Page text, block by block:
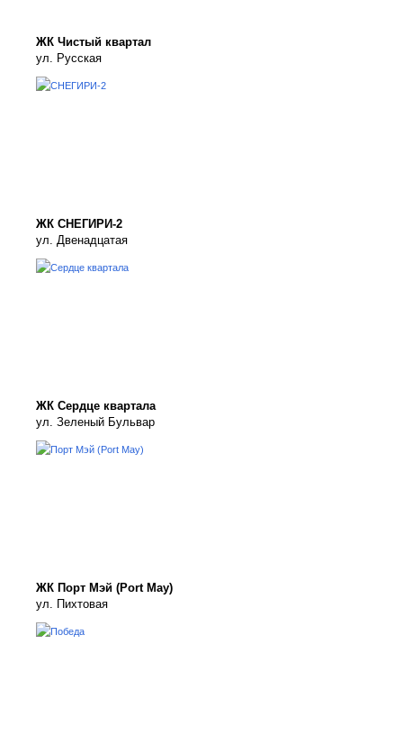
ЖК Чистый квартал
ул. Русская
ЖК СНЕГИРИ-2
ул. Двенадцатая
ЖК Сердце квартала
ул. Зеленый Бульвар
ЖК Порт Мэй (Port May)
ул. Пихтовая